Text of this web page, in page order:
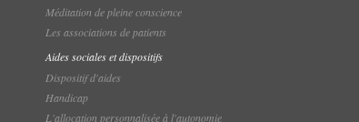
Méditation de pleine conscience
Les associations de patients
Aides sociales et dispositifs
Dispositif d'aides
Handicap
L'allocation personnalisée à l'autonomie